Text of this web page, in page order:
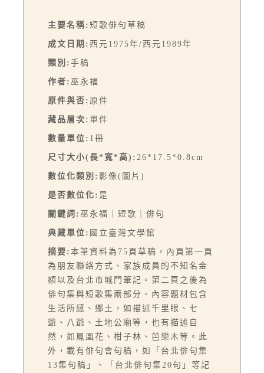
主要名稱: 短歌俳句草稿
成文日期: 西元1975年/西元1989年
類別: 手稿
作者: 巫永福
原件與否: 原件
藏品層次: 單件
數量單位: 1冊
尺寸大小(長*寬*高): 26*17.5*0.8cm
數位化類別: 影像(圖片)
是否數位化: 是
關鍵詞: 巫永福｜短歌｜俳句
典藏單位: 國立臺灣文學館
摘要: 本筆資料為75頁草稿，內頁第一頁
為朋友聯絡方式、家族成員的不知名金
額以及台北市城門筆記。第二頁之後為
俳句集與短歌集兩部分。內容題材包含
生活所感、鄉土，如描述千里眼、七
爺、八爺、土地公廟等，也有描述自
然，如鳳凰花、柑子林、芭樂木等。此
外，載有俳句會句稿，如「台北俳句集
13集句稿」、「台北俳句集20句」等記